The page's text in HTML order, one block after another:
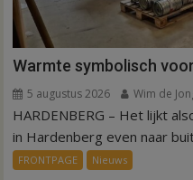
Warmte symbolisch
5 augustus 2026 Wim de
HARDENBERG – Het lijkt
in Hardenberg even naar
FRONTPAGE Nieuws